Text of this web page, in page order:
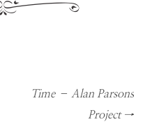
Time – Alan Parsons
Project →